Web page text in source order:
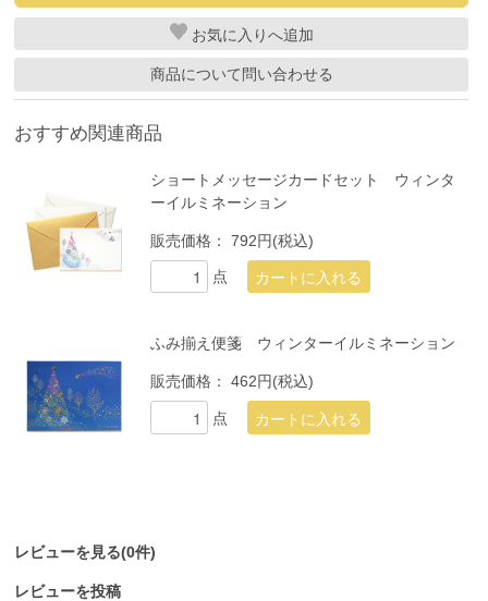
お気に入り
商品について問い合わせる
おすすめ関連商品
ショートメッセージカードセット ウィンタ
ーイルミネーション
販売価格：792円(税込)
点
ふみ揃え便箋 ウィンターイルミネーション
販売価格：462円(税込)
点
レビューを見る(0件)
レビューを投稿